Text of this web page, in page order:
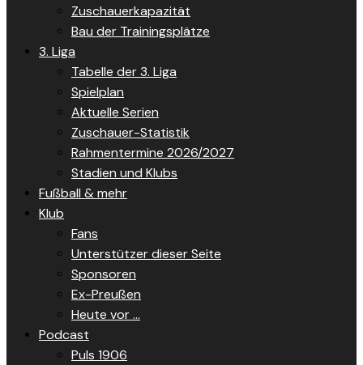
Zuschauerkapazität
Bau der Trainingsplätze
3. Liga
Tabelle der 3. Liga
Spielplan
Aktuelle Serien
Zuschauer-Statistik
Rahmentermine 2026/2027
Stadien und Klubs
Fußball & mehr
Klub
Fans
Unterstützer dieser Seite
Sponsoren
Ex-Preußen
Heute vor …
Podcast
Puls 1906